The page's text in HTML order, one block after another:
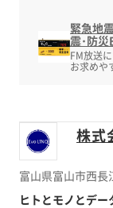
緊急地
震･防災
FM放送
お求めや
株式
富山県富山市西
ヒトとモノとデー